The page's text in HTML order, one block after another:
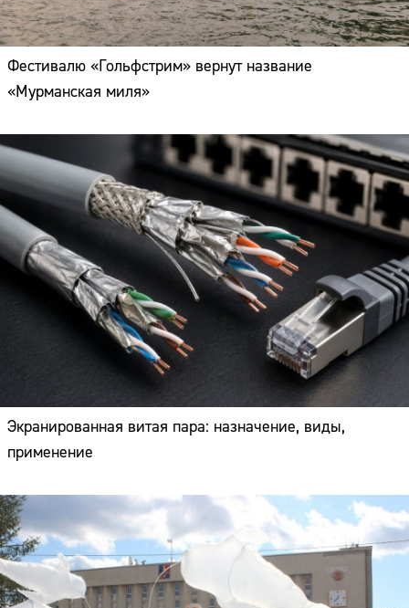
Фестивалю «Гольфстрим» вернут название
«Мурманская миля»
Экранированная витая пара: назначение, виды,
применение